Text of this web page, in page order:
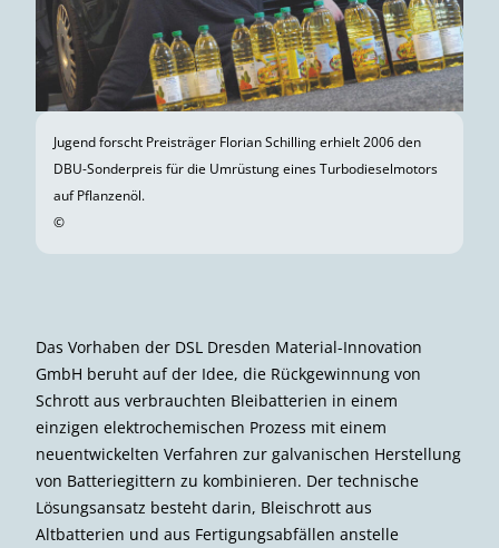
Jugend forscht Preisträger Florian Schilling erhielt 2006 den
DBU-Sonderpreis für die Umrüstung eines Turbodieselmotors
auf Pflanzenöl.
©
Das Vorhaben der DSL Dresden Material-Innovation
GmbH beruht auf der Idee, die Rückgewinnung von
Schrott aus verbrauchten Bleibatterien in einem
einzigen elektrochemischen Prozess mit einem
neuentwickelten Verfahren zur galvanischen Herstellung
von Batteriegittern zu kombinieren. Der technische
Lösungsansatz besteht darin, Bleischrott aus
Altbatterien und aus Fertigungs­abfällen anstelle